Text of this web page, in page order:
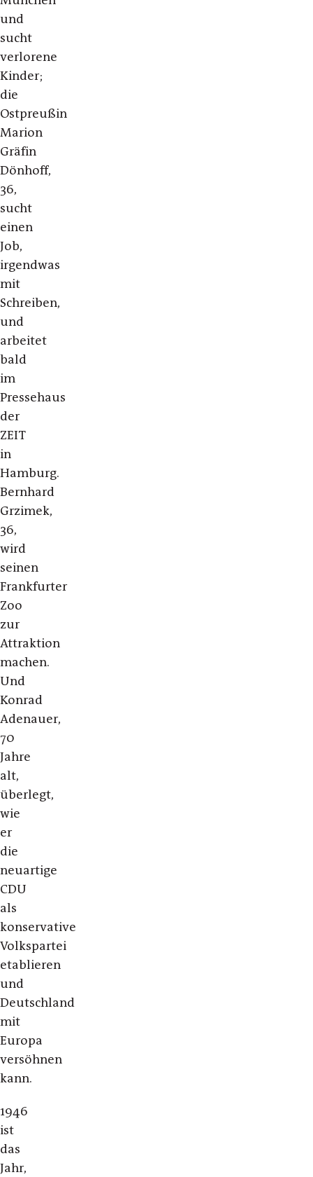
und
sucht
verlorene
Kinder;
die
Ostpreußin
Marion
Gräfin
Dönhoff,
36,
sucht
einen
Job,
irgendwas
mit
Schreiben,
und
arbeitet
bald
im
Pressehaus
der
ZEIT
in
Hamburg.
Bernhard
Grzimek,
36,
wird
seinen
Frankfurter
Zoo
zur
Attraktion
machen.
Und
Konrad
Adenauer,
70
Jahre
alt,
überlegt,
wie
er
die
neuartige
CDU
als
konservative
Volkspartei
etablieren
und
Deutschland
mit
Europa
versöhnen
kann.
1946
ist
das
Jahr,